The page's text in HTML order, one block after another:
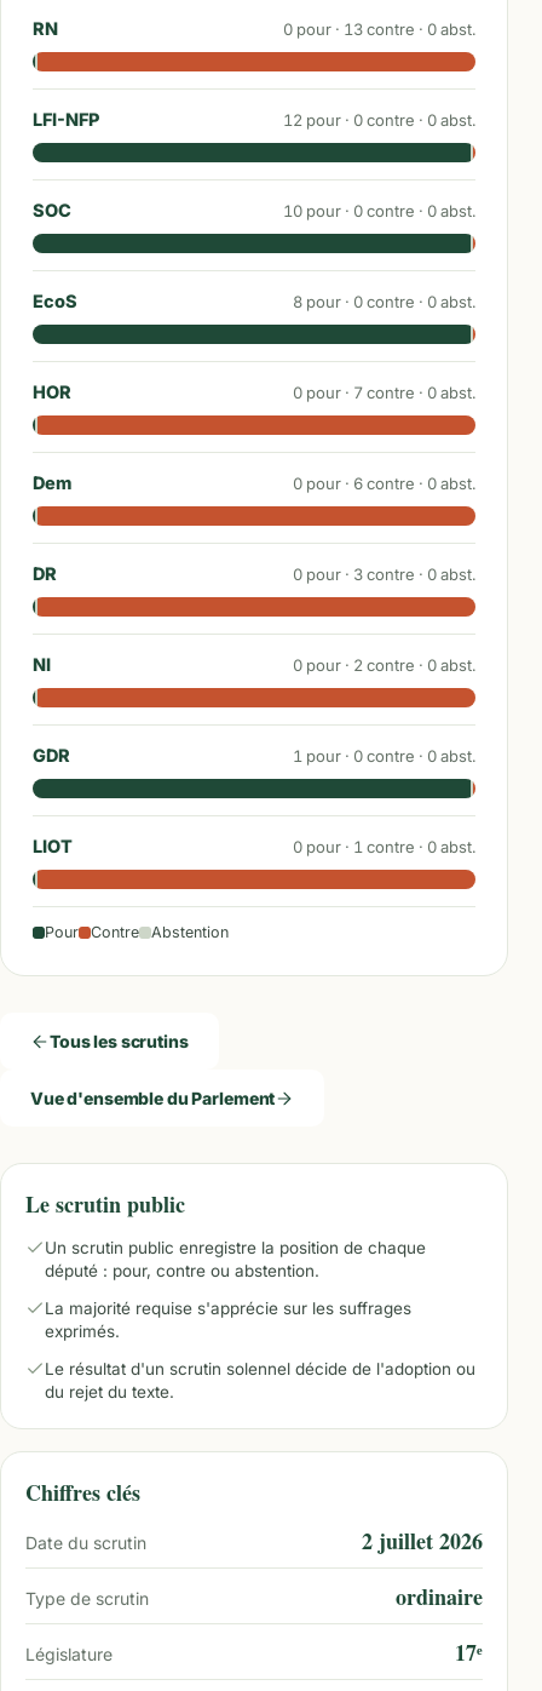
RN 0 pour · 13contre · 0abst.
LFI-NFP 12 pour · 0contre · 0abst.
SOC 10 pour · 0contre · 0abst.
EcoS 8 pour · 0contre · 0abst.
HOR 0 pour · 7contre · 0abst.
Dem 0 pour · 6contre · 0abst.
DR 0 pour · 3contre · 0abst.
NI 0 pour · 2 contre · 0abst.
GDR 1 pour · 0contre · 0abst.
LIOT 0 pour · 1 contre · 0abst.
Pour Contre Abstention
Tous les scrutins
Vue d'ensemble du Parlement
Le scrutin public
Un scrutin public enregistre la position de chaque
député : pour, contre ou abstention.
La majorité requise s'apprécie sur les suffrages
exprimés.
Le résultat d'un scrutin solennel décide de l'adoption ou
du rejet du texte.
Chiffres clés
Date du scrutin 2 juillet 2026
Type de scrutin ordinaire
Législature 17ᵉ